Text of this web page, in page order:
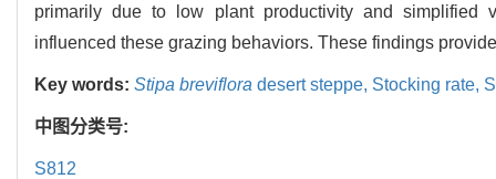
primarily due to low plant productivity and simplified
influenced these grazing behaviors. These findings
Key words: Stipa breviflora desert steppe, Stocking rate,
中图分类号:
S812